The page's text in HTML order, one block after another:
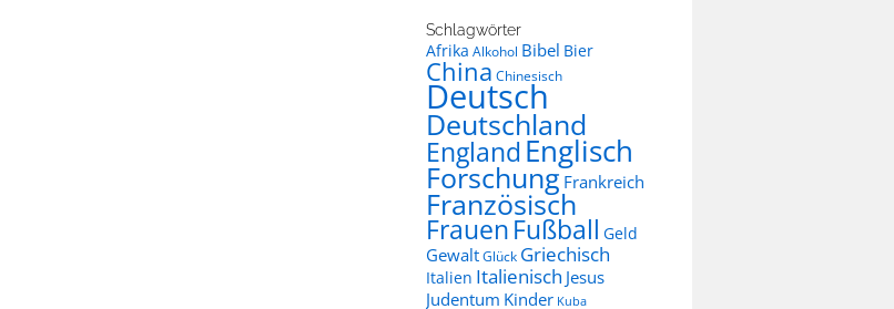
Schlagwörter
Afrika Alkohol Bibel Bier
China Chinesisch
Deutsch
Deutschland
EnglandEnglisch
Forschung Frankreich
Französisch
FrauenFußball Geld
GewaltGlück Griechisch
Italien Italienisch Jesus
Judentum Kinder Kuba